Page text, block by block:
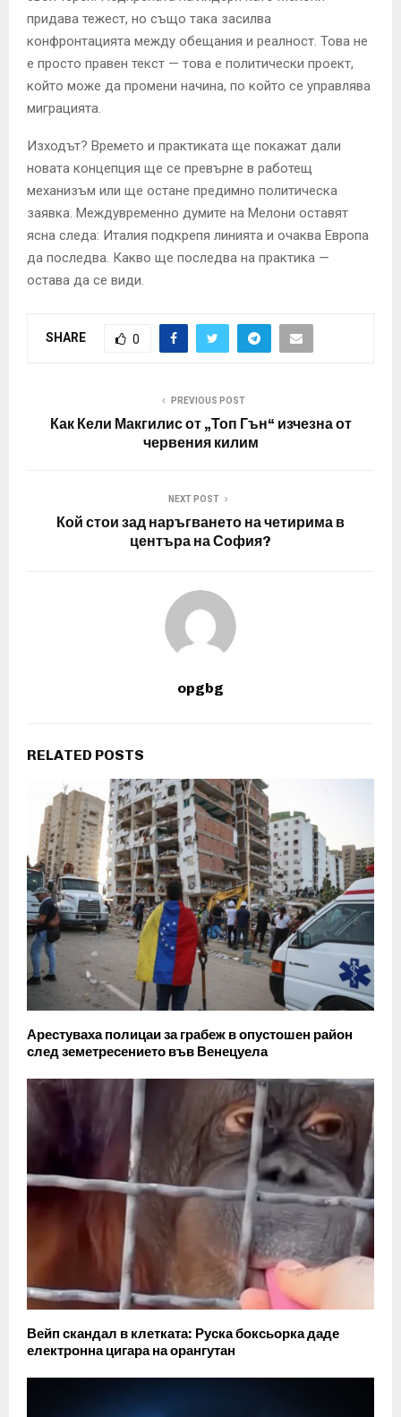
придава тежест, но също така засилва
конфронтацията между обещания и реалност. Това не
е просто правен текст — това е политически проект,
който може да промени начина, по който се управлява
миграцията.
Изходът? Времето и практиката ще покажат дали
новата концепция ще се превърне в работещ
механизъм или ще остане предимно политическа
заявка. Междувременно думите на Мелони оставят
ясна следа: Италия подкрепя линията и очаква Европа
да последва. Какво ще последва на практика —
остава да се види.
SHARE 0
PREVIOUS POST
Как Кели Макгилис от „Топ Гън“ изчезна от
червения килим
NEXT POST
Кой стои зад наръгването на четирима в
центъра на София?
opgbg
RELATED POSTS
Арестуваха полицаи за грабеж в опустошен район
след земетресението във Венецуела
Вейп скандал в клетката: Руска боксьорка даде
електронна цигара на орангутан